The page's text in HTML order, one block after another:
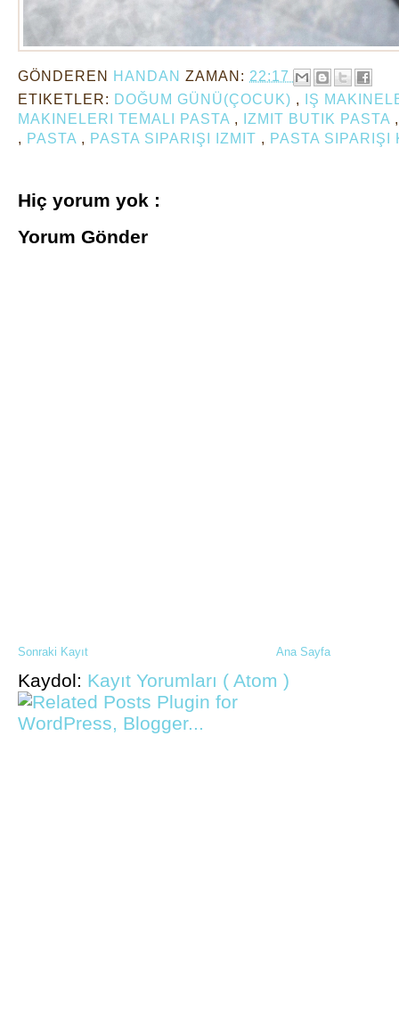
GÖNDEREN HANDAN ZAMAN: 22:17
ETIKETLER: DOĞUM GÜNÜ(ÇOCUK) ,
IŞ
MAKINELERI TEMALI PASTA , IZMIT BUTIK PASTA
, PASTA , PASTA SIPARIŞI IZMIT , PASTA SIPARIŞI
Hiç yorum yok :
Yorum Gönder
Sonraki Kayıt Ana Sayfa
Kaydol: Kayıt Yorumları ( Atom )